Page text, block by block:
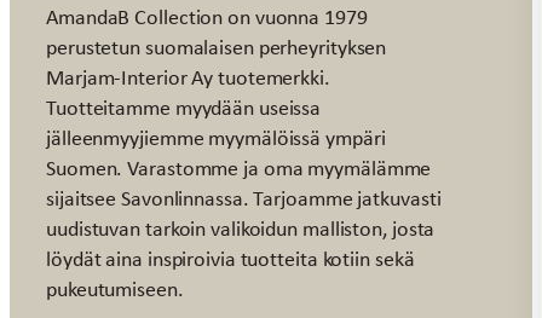
AmandaB Collection on vuonna 1979
perustetun suomalaisen perheyrityksen
Marjam-Interior Ay tuotemerkki.
Tuotteitamme myydään useissa
jälleenmyyjiemme myymälöissä ympäri
Suomen. Varastomme ja oma myymälämme
sijaitsee Savonlinnassa. Tarjoamme jatkuvasti
uudistuvan tarkoin valikoidun malliston, josta
löydät aina inspiroivia tuotteita kotiin sekä
pukeutumiseen.